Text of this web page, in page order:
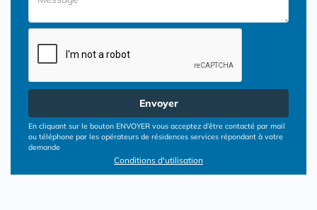
Envoyer
En cliquant sur le bouton ENVOYER vous acceptez d’être contacté par mail
ou téléphone par les opérateurs de résidences services répondant à votre
demande
Conditions d'utilisation